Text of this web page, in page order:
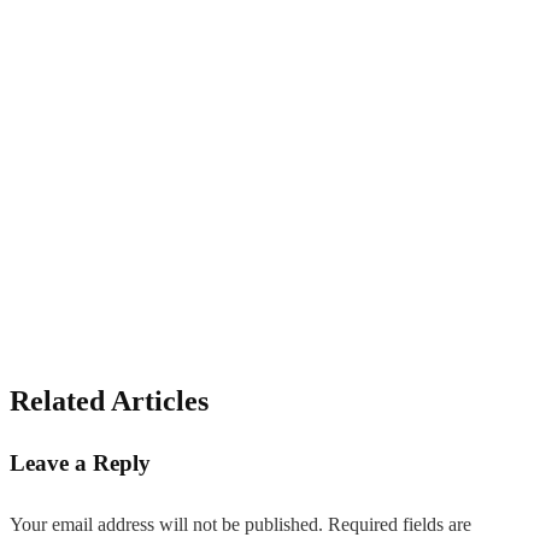
Related Articles
Leave a Reply
Your email address will not be published. Required fields are